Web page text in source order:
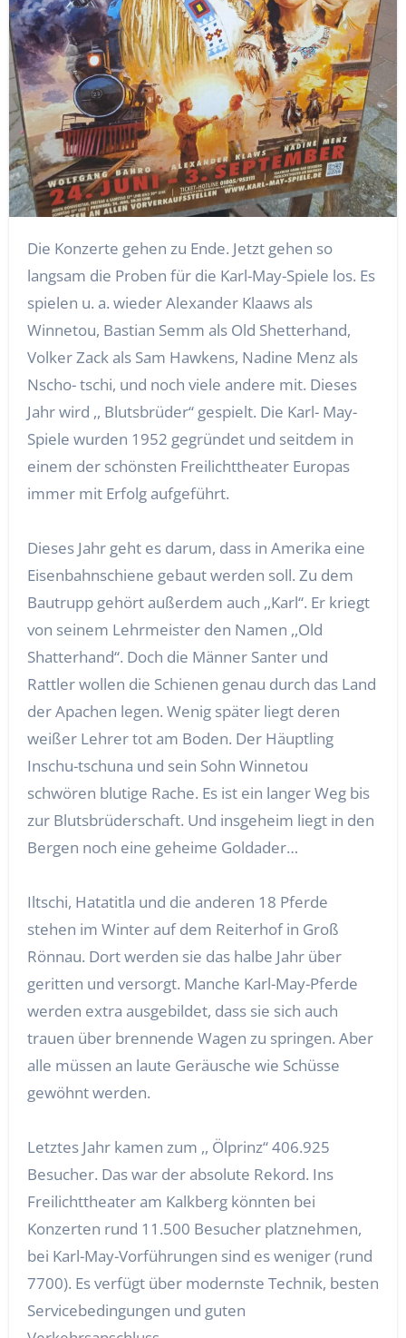
Die Konzerte gehen zu Ende. Jetzt gehen so
langsam die Proben für die Karl-May-Spiele los. Es
spielen u. a. wieder Alexander Klaaws als
Winnetou, Bastian Semm als Old Shetterhand,
Volker Zack als Sam Hawkens, Nadine Menz als
Nscho- tschi, und noch viele andere mit. Dieses
Jahr wird ,, Blutsbrüder“ gespielt. Die Karl- May-
Spiele wurden 1952 gegründet und seitdem in
einem der schönsten Freilichttheater Europas
immer mit Erfolg aufgeführt.
Dieses Jahr geht es darum, dass in Amerika eine
Eisenbahnschiene gebaut werden soll. Zu dem
Bautrupp gehört außerdem auch ,,Karl“. Er kriegt
von seinem Lehrmeister den Namen ,,Old
Shatterhand“. Doch die Männer Santer und
Rattler wollen die Schienen genau durch das Land
der Apachen legen. Wenig später liegt deren
weißer Lehrer tot am Boden. Der Häuptling
Inschu-tschuna und sein Sohn Winnetou
schwören blutige Rache. Es ist ein langer Weg bis
zur Blutsbrüderschaft. Und insgeheim liegt in den
Bergen noch eine geheime Goldader…
Iltschi, Hatatitla und die anderen 18 Pferde
stehen im Winter auf dem Reiterhof in Groß
Rönnau. Dort werden sie das halbe Jahr über
geritten und versorgt. Manche Karl-May-Pferde
werden extra ausgebildet, dass sie sich auch
trauen über brennende Wagen zu springen. Aber
alle müssen an laute Geräusche wie Schüsse
gewöhnt werden.
Letztes Jahr kamen zum ,, Ölprinz“ 406.925
Besucher. Das war der absolute Rekord. Ins
Freilichttheater am Kalkberg könnten bei
Konzerten rund 11.500 Besucher platznehmen,
bei Karl-May-Vorführungen sind es weniger (rund
7700). Es verfügt über modernste Technik, besten
Servicebedingungen und guten